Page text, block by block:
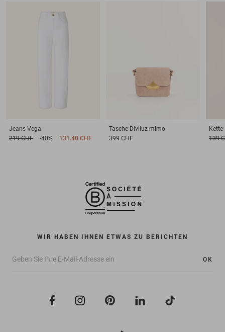
Jeans Vega
219 CHF
-40% 131.40 CHF
Tasche Diviluz mimo
399 CHF
Kette
139
WIR HABEN IHNEN ETWAS ZU BERICHTEN
OK